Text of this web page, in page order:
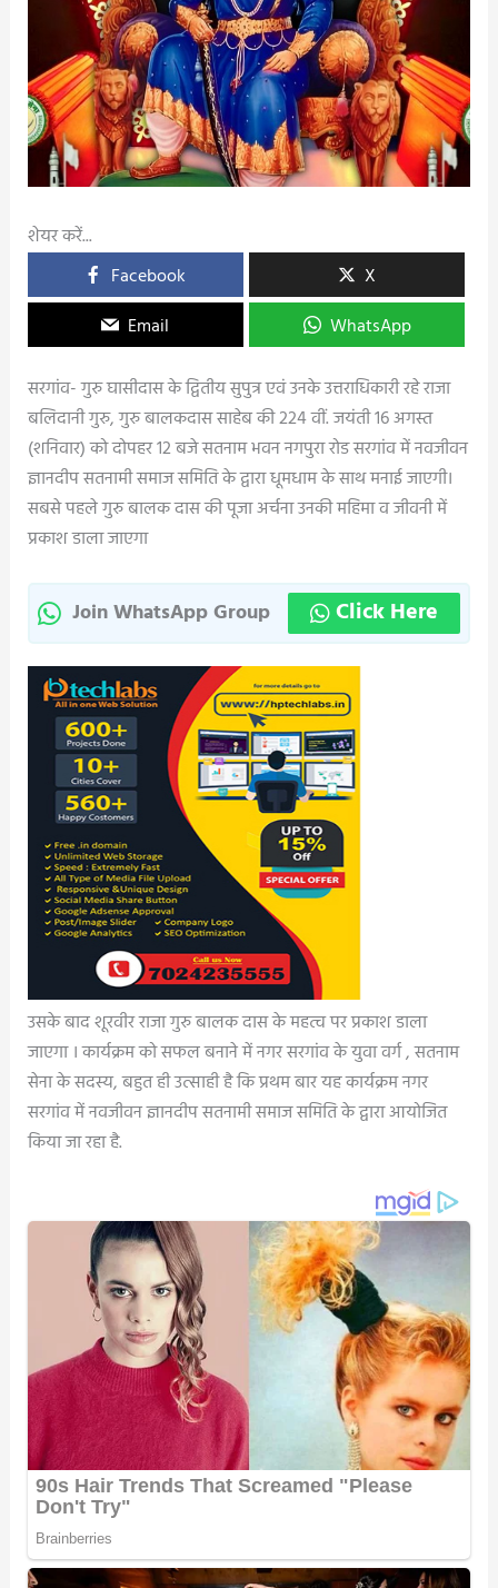
शेयर करें...
Facebook
X
Email
WhatsApp
सरगांव- गुरु घासीदास के द्वितीय सुपुत्र एवं उनके उत्तराधिकारी रहे राजा
बलिदानी गुरु, गुरु बालकदास साहेब की 224 वीं. जयंती 16 अगस्त
(शनिवार) को दोपहर 12 बजे सतनाम भवन नगपुरा रोड सरगांव में नवजीवन
ज्ञानदीप सतनामी समाज समिति के द्वारा धूमधाम के साथ मनाई जाएगी।
सबसे पहले गुरु बालक दास की पूजा अर्चना उनकी महिमा व जीवनी में
प्रकाश डाला जाएगा
Join WhatsApp Group Click Here
उसके बाद शूरवीर राजा गुरु बालक दास के महत्व पर प्रकाश डाला
जाएगा । कार्यक्रम को सफल बनाने में नगर सरगांव के युवा वर्ग , सतनाम
सेना के सदस्य, बहुत ही उत्साही है कि प्रथम बार यह कार्यक्रम नगर
सरगांव में नवजीवन ज्ञानदीप सतनामी समाज समिति के द्वारा आयोजित
किया जा रहा है.